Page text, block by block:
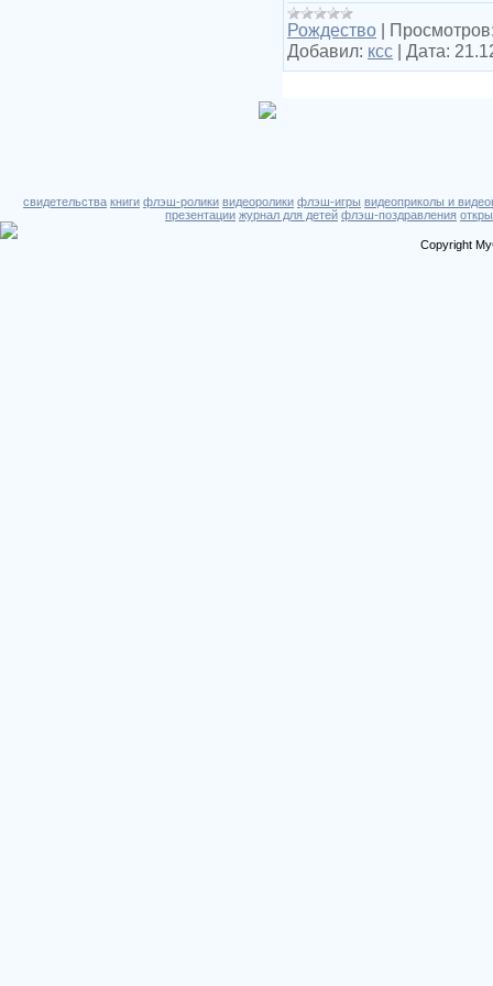
Рождество |
Добавил: ксс | Дата:
свидетельства книги флэш-ролики видеоролики флэш-игры видеоприколы и
презентации журнал для детей флэш-поздравления
Copyright